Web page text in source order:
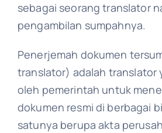
sebagai seorang translator
pengambilan sumpahnya.
Penerjemah dokumen
translator) adalah translator
oleh pemerintah untuk
dokumen resmi di berbagai
satunya berupa akta